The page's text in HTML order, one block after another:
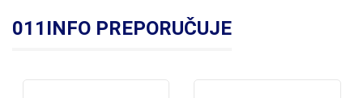
011INFO PREPORUČUJE